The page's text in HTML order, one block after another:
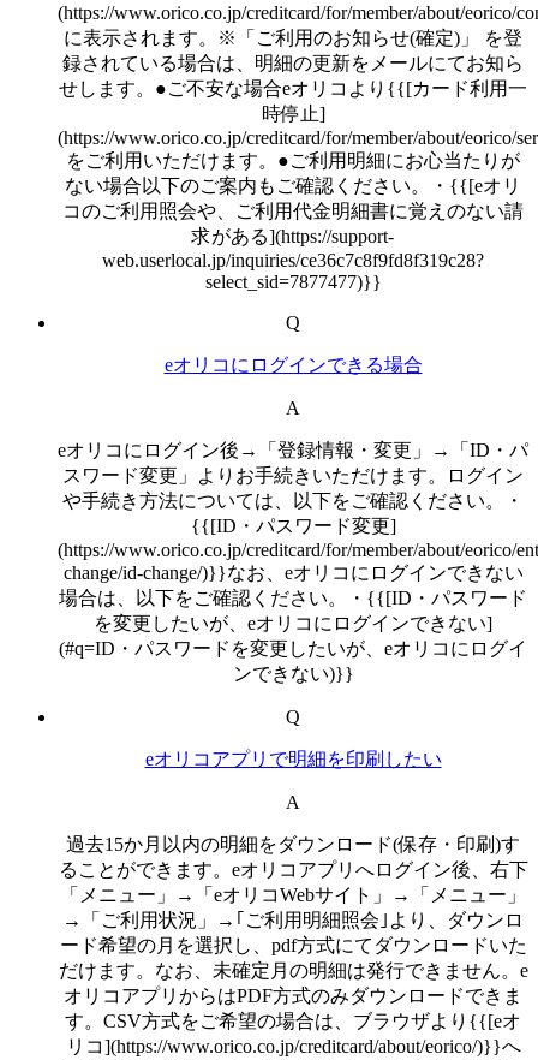
(https://www.orico.co.jp/creditcard/for/member/about/eorico/
に表示されます。※「ご利用のお知らせ(確定)」 を登
録されている場合は、明細の更新をメールにてお知ら
せします。●ご不安な場合eオリコより{{[カード利用一
時停止]
(https://www.orico.co.jp/creditcard/for/member/about/eorico/
をご利用いただけます。●ご利用明細にお心当たりが
ない場合以下のご案内もご確認ください。・{{[eオリ
コのご利用照会や、ご利用代金明細書に覚えのない請
求がある](https://support-
web.userlocal.jp/inquiries/ce36c7c8f9fd8f319c28?
select_sid=7877477)}}
Q
eオリコにログインできる場合
A
eオリコにログイン後→「登録情報・変更」→「ID・パ
スワード変更」よりお手続きいただけます。ログイン
や手続き方法については、以下をご確認ください。・
{{[ID・パスワード変更]
(https://www.orico.co.jp/creditcard/for/member/about/eorico/
change/id-change/)}}なお、eオリコにログインできない
場合は、以下をご確認ください。・{{[ID・パスワード
を変更したいが、eオリコにログインできない]
(#q=ID・パスワードを変更したいが、eオリコにログイ
ンできない)}}
Q
eオリコアプリで明細を印刷したい
A
過去15か月以内の明細をダウンロード(保存・印刷)す
ることができます。eオリコアプリへログイン後、右下
「メニュー」→「eオリコWebサイト」→「メニュー」
→「ご利用状況」→｢ご利用明細照会｣より、ダウンロ
ード希望の月を選択し、pdf方式にてダウンロードいた
だけます。なお、未確定月の明細は発行できません。e
オリコアプリからはPDF方式のみダウンロードできま
す。CSV方式をご希望の場合は、ブラウザより{{[eオ
リコ](https://www.orico.co.jp/creditcard/about/eorico/)}}へ